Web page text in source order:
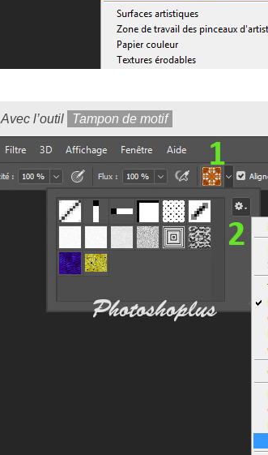
Avec l’outil Tampon de motif